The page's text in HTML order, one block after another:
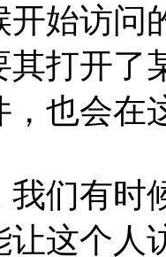
开始访问
其打开了
，也会在
有时候
让这个人